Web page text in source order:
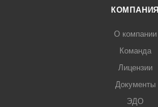
КОМПАНИЯ
О компании
Команда
Лицензии
Документы
ЭДО